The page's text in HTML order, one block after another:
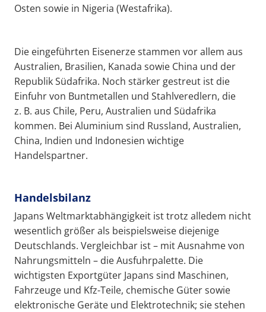
Osten sowie in Nigeria (Westafrika).
Die eingeführten Eisenerze stammen vor allem aus
Australien, Brasilien, Kanada sowie China und der
Republik Südafrika. Noch stärker gestreut ist die
Einfuhr von Buntmetallen und Stahlveredlern, die
z. B. aus Chile, Peru, Australien und Südafrika
kommen. Bei Aluminium sind Russland, Australien,
China, Indien und Indonesien wichtige
Handelspartner.
Handelsbilanz
Japans Weltmarktabhängigkeit ist trotz alledem nicht
wesentlich größer als beispielsweise diejenige
Deutschlands. Vergleichbar ist – mit Ausnahme von
Nahrungsmitteln – die Ausfuhrpalette. Die
wichtigsten Exportgüter Japans sind Maschinen,
Fahrzeuge und Kfz-Teile, chemische Güter sowie
elektronische Geräte und Elektrotechnik; sie stehen